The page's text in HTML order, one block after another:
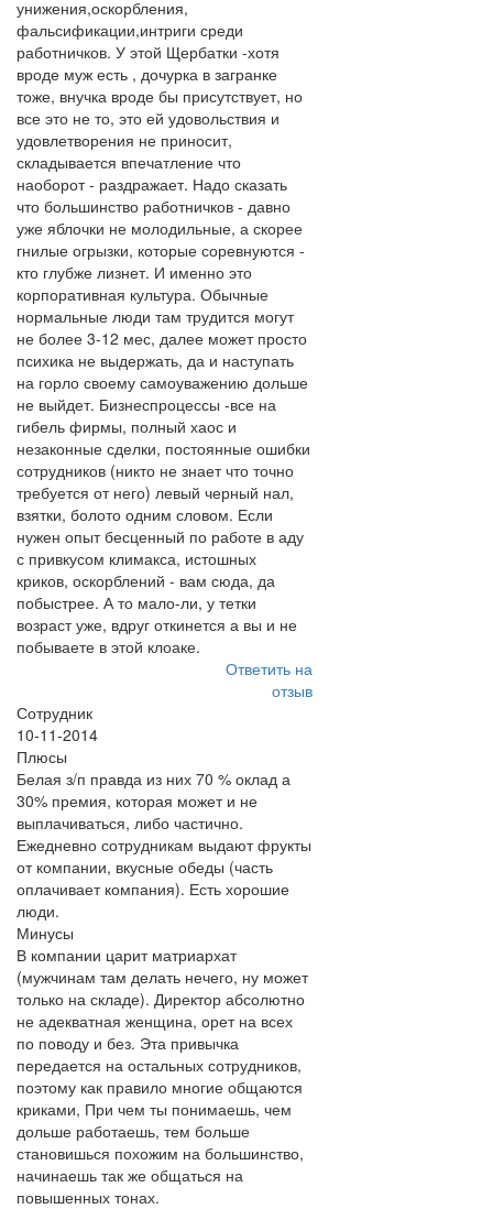
унижения,оскорбления,
фальсификации,интриги среди
работничков. У этой Щербатки -хотя
вроде муж есть , дочурка в загранке
тоже, внучка вроде бы присутствует, но
все это не то, это ей удовольствия и
удовлетворения не приносит,
складывается впечатление что
наоборот - раздражает. Надо сказать
что большинство работничков - давно
уже яблочки не молодильные, а скорее
гнилые огрызки, которые соревнуются -
кто глубже лизнет. И именно это
корпоративная культура. Обычные
нормальные люди там трудится могут
не более 3-12 мес, далее может просто
психика не выдержать, да и наступать
на горло своему самоуважению дольше
не выйдет. Бизнеспроцессы -все на
гибель фирмы, полный хаос и
незаконные сделки, постоянные ошибки
сотрудников (никто не знает что точно
требуется от него) левый черный нал,
взятки, болото одним словом. Если
нужен опыт бесценный по работе в аду
с привкусом климакса, истошных
криков, оскорблений - вам сюда, да
побыстрее. А то мало-ли, у тетки
возраст уже, вдруг откинется а вы и не
побываете в этой клоаке.
Ответить на
отзыв
Сотрудник
10-11-2014
Плюсы
Белая з/п правда из них 70 % оклад а
30% премия, которая может и не
выплачиваться, либо частично.
Ежедневно сотрудникам выдают фрукты
от компании, вкусные обеды (часть
оплачивает компания). Есть хорошие
люди.
Минусы
В компании царит матриархат
(мужчинам там делать нечего, ну может
только на складе). Директор абсолютно
не адекватная женщина, орет на всех
по поводу и без. Эта привычка
передается на остальных сотрудников,
поэтому как правило многие общаются
криками, При чем ты понимаешь, чем
дольше работаешь, тем больше
становишься похожим на большинство,
начинаешь так же общаться на
повышенных тонах.